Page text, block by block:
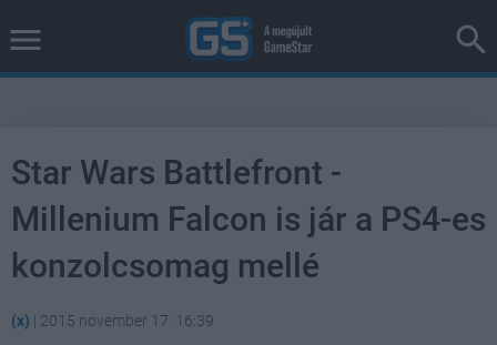
Star Wars Battlefront -
Millenium Falcon is jár a PS4-es
konzolcsomag mellé
(x) | 2015 november 17. 16:39